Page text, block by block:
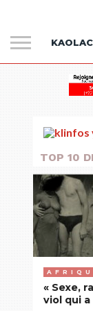
TOP 10
« Sexe,
viol qui